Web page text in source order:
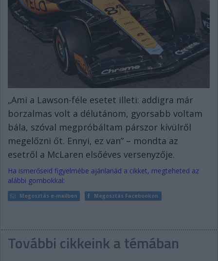
„Ami a Lawson-féle esetet illeti: addigra már
borzalmas volt a délutánom, gyorsabb voltam
bála, szóval megpróbáltam párszor kívülről
megelőzni őt. Ennyi, ez van” – mondta az
esetről a McLaren elsőéves versenyzője.
Ha ismerőseid figyelmébe ajánlanád a cikket, megteheted az
alábbi gombokkal:
Megosztás e-mailben Megosztás Facebookon
További cikkeink a témában